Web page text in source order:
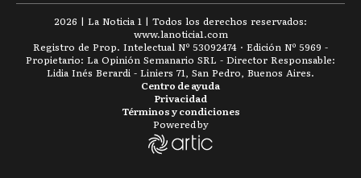
2026 | La Noticia 1 | Todos los derechos reservados:
www.lanoticia1.com
Registro de Prop. Intelectual Nº 53092474 · Edición Nº 5969 -
Propietario: La Opinión Semanario SRL - Director Responsable:
Lidia Inés Berardi - Liniers 71, San Pedro, Buenos Aires.
Términos y condiciones
Privacidad
Centro de ayuda
Powered by